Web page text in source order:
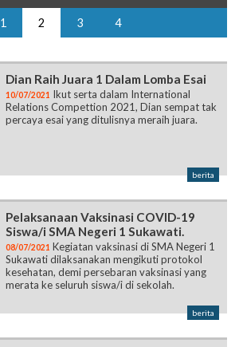
1 2 3 4
Dian Raih Juara 1 Dalam Lomba Esai
10/07/2021 Ikut serta dalam International
Relations Compettion 2021, Dian sempat tak
percaya esai yang ditulisnya meraih juara.
berita
Pelaksanaan Vaksinasi COVID-19
Siswa/i SMA Negeri 1 Sukawati.
08/07/2021 Kegiatan vaksinasi di SMA Negeri 1
Sukawati dilaksanakan mengikuti protokol
kesehatan, demi persebaran vaksinasi yang
merata ke seluruh siswa/i di sekolah.
berita